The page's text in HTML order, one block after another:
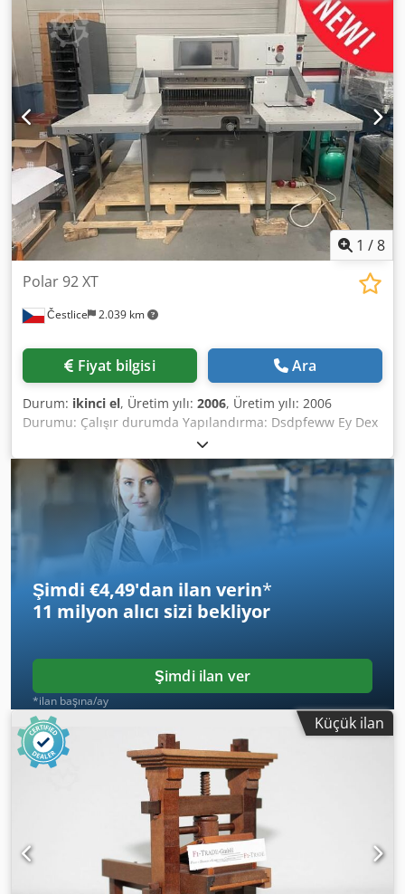
Minimum/maksimum hız: 4.000 devir/dakika Kesme
basıncı: 60 ton Ağırlık: Yaklaşık 5.000 kg Baskı ünitesiyle
birlikte Tüm aksesuarları ve çerçevesiyle birlikte
WhatsApp, MS Zoom veya Telegram üzerinden çevrimiçi
video incelemesi yapılabilir. Emskirchen/Nürnberg'de
stokta, hemen teslim edilebilir, test edilebilir.
1 /8
Čestlice 2.039 km
Polar 92 XT
Fiyat bilgisi Ara
Durum: ikinci el, Üretim yılı: 2006, Üretim yılı: 2006
Durumu: Çalışır durumda Yapılandırma: Dsdpfeww Ey Dex
Agfeck - Hava tablaları - Yan tablalar - Güvenlik ışıklı
bariyerler - Makineye 2 adet yedek bıçak dahildir
(makineyle birlikte toplam 3 bıçak) Özellikler: - Genişlik: 92
Şimdi €4,49'dan ilan verin*
11 milyon alıcı sizi bekliyor
Şimdi ilan ver
*ilan başına/ay
Küçük ilan